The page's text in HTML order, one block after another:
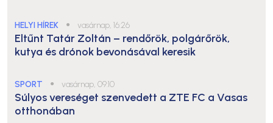
HELYI HÍREK ● vasárnap, 16:26
Eltűnt Tatár Zoltán – rendőrök, polgárőrök,
kutya és drónok bevonásával keresik
SPORT ● vasárnap, 09:10
Súlyos vereséget szenvedett a ZTE FC a Vasas
otthonában